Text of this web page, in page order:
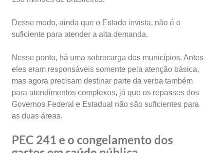
Desse modo, ainda que o Estado invista, não é o
suficiente para atender a alta demanda.
Nesse ponto, há uma sobrecarga dos municípios. Antes
eles eram responsáveis somente pela atenção básica,
mas agora precisam destinar parte da verba também
para atendimentos complexos, já que os repasses dos
Governos Federal e Estadual não são suficientes para
as duas áreas.
PEC 241 e o congelamento dos